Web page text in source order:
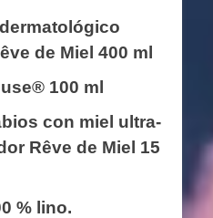
de Miel 400 ml
100 ml
con miel ultra-
Rêve de Miel 15
% lino.